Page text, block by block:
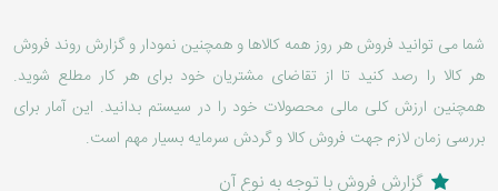
شما می توانید فروش هر روز همه کالاها و همچنین نمودار و گزارش روند فروش
هر کالا را رصد کنید تا از تقاضای مشتریان خود برای هر کار مطلع شوید.
همچنین ارزش کلی مالی محصولات خود را در سیستم بدانید. این آمار برای
بررسی زمان لازم جهت فروش کالا و گردش سرمایه بسیار مهم است.
گزارش فروش با توجه به نوع آن